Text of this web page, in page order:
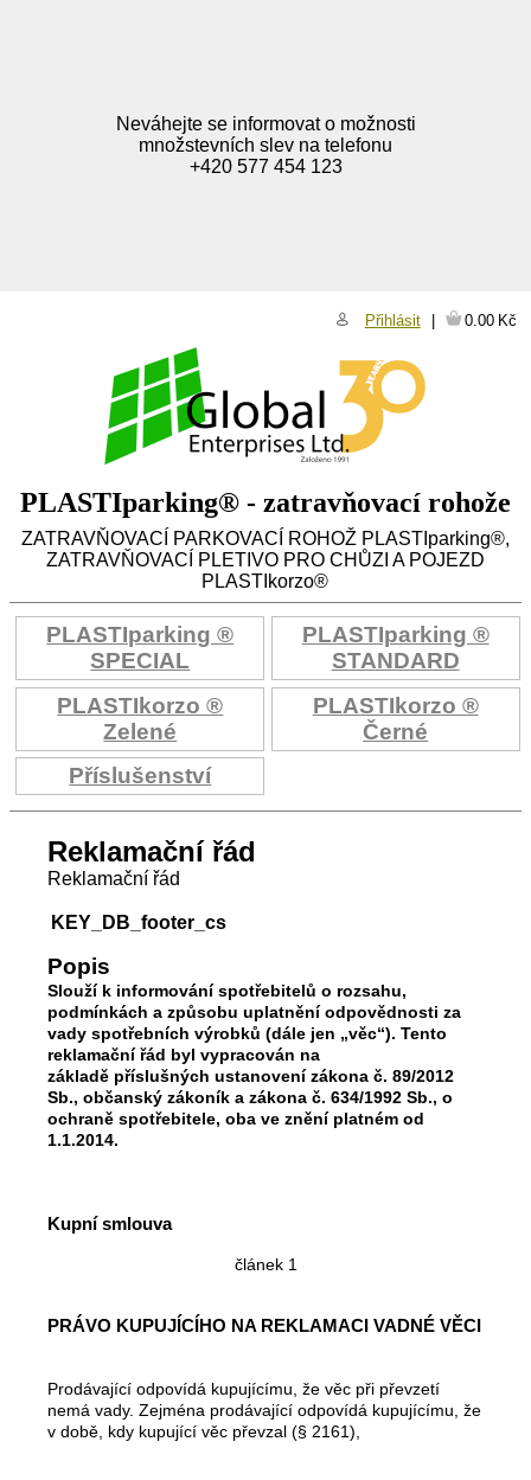
Neváhejte se informovat o možnosti
množstevních slev na telefonu
+420 577 454 123
Přihlásit 0.00 Kč
PLASTIparking® - zatravňovací rohože
ZATRAVŇOVACÍ PARKOVACÍ ROHOŽ PLASTIparking®,
ZATRAVŇOVACÍ PLETIVO PRO CHŮZI A POJEZD
PLASTIkorzo®
PLASTIparking ®
SPECIAL
PLASTIparking ®
STANDARD
PLASTIkorzo ®
Zelené
PLASTIkorzo ®
Černé
Příslušenství
Reklamační řád
Reklamační řád
KEY_DB_footer_cs
Popis
Slouží k informování spotřebitelů o rozsahu,
podmínkách a způsobu uplatnění odpovědnosti za
vady spotřebních výrobků (dále jen „věc“). Tento
reklamační řád byl vypracován na
základě příslušných ustanovení zákona č. 89/2012
Sb., občanský zákoník a zákona č. 634/1992 Sb., o
ochraně spotřebitele, oba ve znění platném od
1.1.2014.
Kupní smlouva
článek 1
PRÁVO KUPUJÍCÍHO NA REKLAMACI VADNÉ VĚCI
Prodávající odpovídá kupujícímu, že věc při převzetí
nemá vady. Zejména prodávající odpovídá kupujícímu, že
v době, kdy kupující věc převzal (§ 2161),